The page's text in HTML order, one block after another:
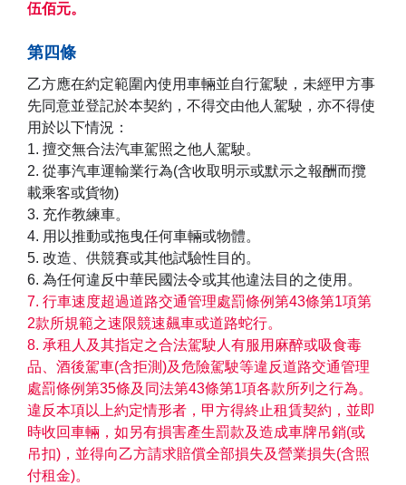
伍佰元。
第四條
乙方應在約定範圍內使用車輛並自行駕駛，未經甲方事
先同意並登記於本契約，不得交由他人駕駛，亦不得使
用於以下情況：
1. 擅交無合法汽車駕照之他人駕駛。
2. 從事汽車運輸業行為(含收取明示或默示之報酬而攬
載乘客或貨物)
3. 充作教練車。
4. 用以推動或拖曳任何車輛或物體。
5. 改造、供競賽或其他試驗性目的。
6. 為任何違反中華民國法令或其他違法目的之使用。
7. 行車速度超過道路交通管理處罰條例第43條第1項第
2款所規範之速限競速飆車或道路蛇行。
8. 承租人及其指定之合法駕駛人有服用麻醉或吸食毒
品、酒後駕車(含拒測)及危險駕駛等違反道路交通管理
處罰條例第35條及同法第43條第1項各款所列之行為。
違反本項以上約定情形者，甲方得終止租賃契約，並即
時收回車輛，如另有損害產生罰款及造成車牌吊銷(或
吊扣)，並得向乙方請求賠償全部損失及營業損失(含照
付租金)。